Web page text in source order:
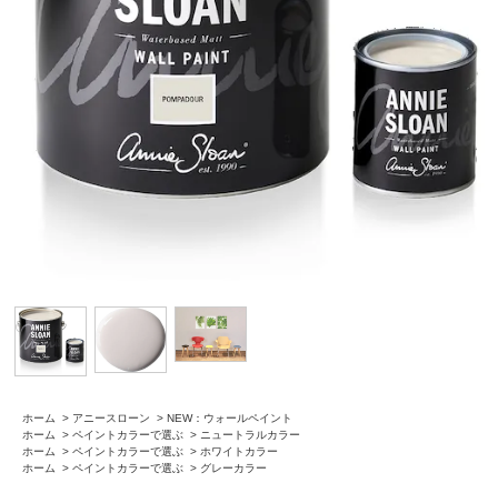
ホーム > アニースローン > NEW：ウォールペイント
ホーム
> ペイントカラーで選ぶ > ニュートラルカラー
ホーム
> ペイントカラーで選ぶ > ホワイトカラー
ホーム
> ペイントカラーで選ぶ > グレーカラー